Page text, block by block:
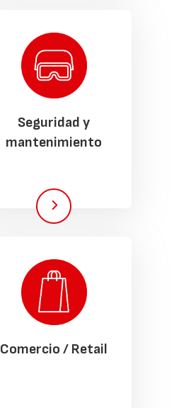
Seguridad y
mantenimiento
Comercio / Retail